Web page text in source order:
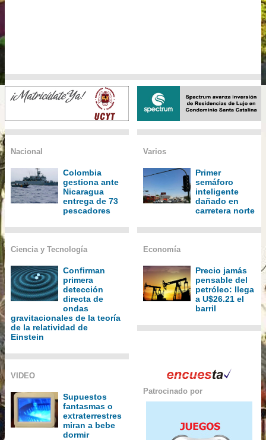
Nacional
Colombia
gestiona ante
Nicaragua
entrega de 73
pescadores
Varios
Primer
semáforo
inteligente
dañado en
carretera norte
Ciencia y Tecnología
Confirman
primera
detección
directa de
ondas
gravitacionales de la teoría
de la relatividad de
Einstein
Economía
Precio jamás
pensable del
petróleo: llega
a U$26.21 el
barril
VIDEO
Supuestos
fantasmas o
extraterrestres
miran a bebe
dormir
Patrocinado por